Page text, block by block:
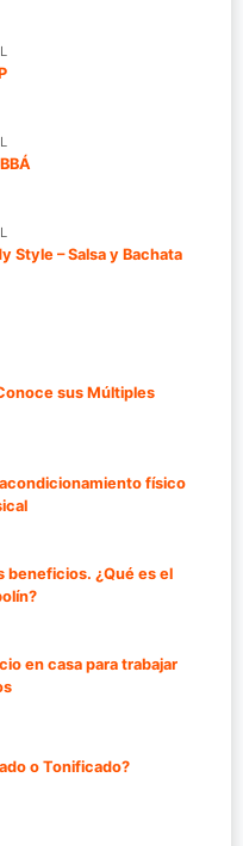
Style – Salsa y Bachata
sus Múltiples
físico
beneficios. ¿Qué es el
en casa para trabajar
o Tonificado?